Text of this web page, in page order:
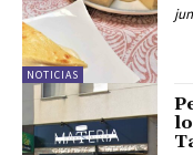
NOTICIAS